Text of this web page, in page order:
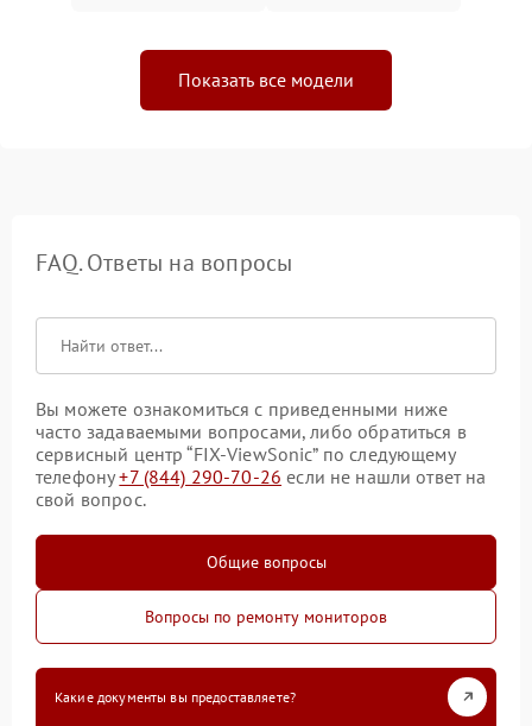
Показать все модели
FAQ. Ответы на вопросы
Вы можете ознакомиться с приведенными ниже
часто задаваемыми вопросами, либо обратиться в
сервисный центр “FIX-ViewSonic” по следующему
телефону+7 (844) 290-70-26 если не нашли ответ на
свой вопрос.
Общие вопросы
Вопросы по ремонту мониторов
Какие документы вы предоставляете?